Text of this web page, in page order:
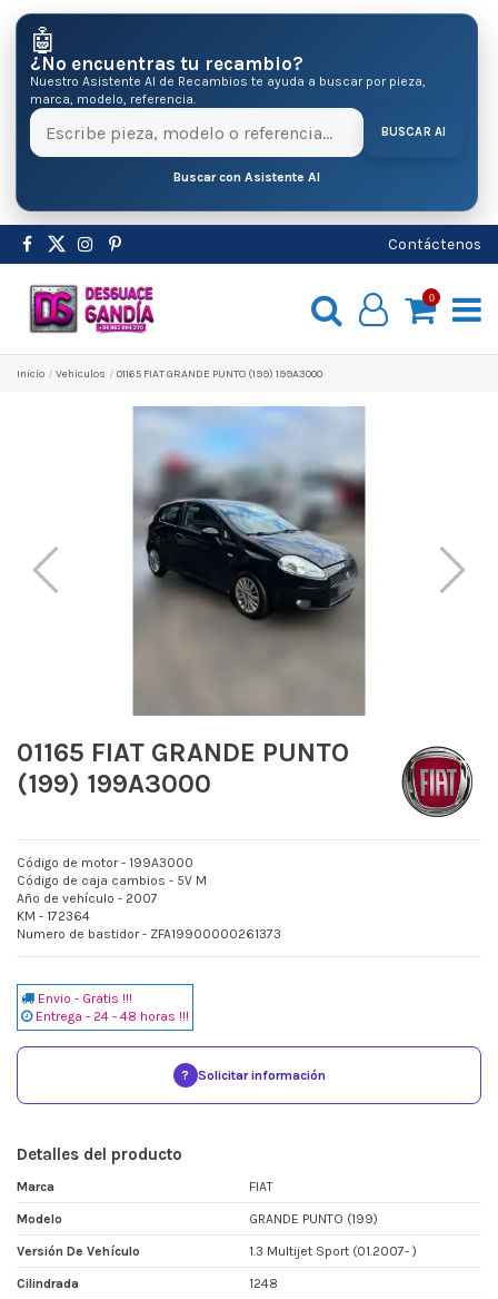
🤖
¿No encuentras tu recambio?
Nuestro Asistente AI de Recambios te ayuda a buscar por pieza,
marca, modelo, referencia.
BUSCAR AI
Buscar con Asistente AI
Contáctenos
0
Inicio Vehiculos 01165 FIAT GRANDE PUNTO (199) 199A3000
01165 FIAT GRANDE PUNTO
(199) 199A3000
Código de motor - 199A3000
Código de caja cambios - 5V M
Año de vehículo - 2007
KM - 172364
Numero de bastidor - ZFA19900000261373
Envio - Gratis !!!
Entrega - 24 - 48 horas !!!
? Solicitar información
Detalles del producto
Marca FIAT
Modelo GRANDE PUNTO (199)
Versión De Vehículo 1.3 Multijet Sport (01.2007- )
Cilindrada 1248